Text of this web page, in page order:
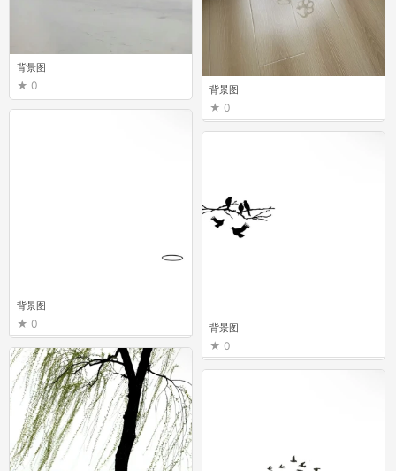
背景图
0
背景图
0 背景图
0
背景图
0